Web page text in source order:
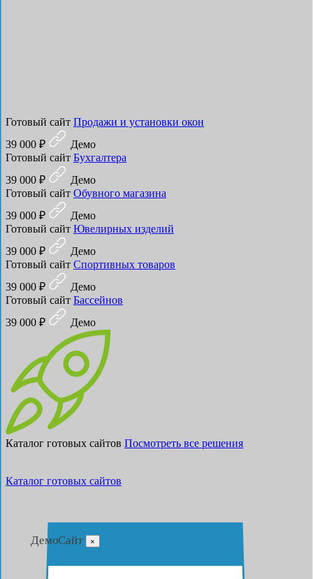
Готовый сайт Продажи и установки окон
39 000 ₽
Демо
Готовый сайт Бухгалтера
39 000 ₽
Демо
Готовый сайт Обувного магазина
39 000 ₽
Демо
Готовый сайт Ювелирных изделий
39 000 ₽
Демо
Готовый сайт Спортивных товаров
39 000 ₽
Демо
Готовый сайт Бассейнов
39 000 ₽
Демо
Каталог готовых сайтов Посмотреть все решения
Каталог готовых сайтов
ДемоСайт ×